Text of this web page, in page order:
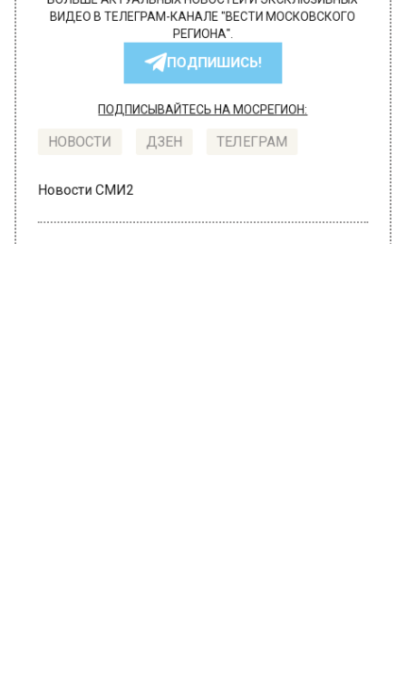
БОЛЬШЕ АКТУАЛЬНЫХ НОВОСТЕЙ И ЭКСКЛЮЗИВНЫХ
ВИДЕО В ТЕЛЕГРАМ-КАНАЛЕ "ВЕСТИ МОСКОВСКОГО
РЕГИОНА".
ПОДПИШИСЬ!